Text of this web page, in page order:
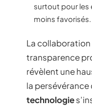
surtout pour les
moins favorisés.
La collaboration
transparence
révèlent une
la persévérance
technologie